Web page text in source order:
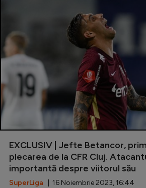
EXCLUSIV | Jefte Betancor,
plecarea de la CFR Cluj.
importantă despre viitorul său
SuperLiga | 16 Noiembrie 2023, 16:44